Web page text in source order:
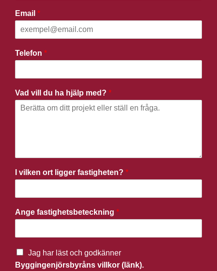
Email *
Telefon *
Vad vill du ha hjälp med? *
I vilken ort ligger fastigheten? *
Ange fastighetsbeteckning *
Jag har läst och godkänner
Byggingenjörsbyråns villkor (länk).